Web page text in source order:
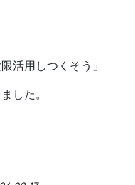
活用しつくそう」
した。